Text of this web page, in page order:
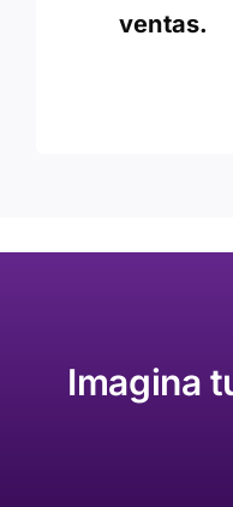
ventas.
Imagina